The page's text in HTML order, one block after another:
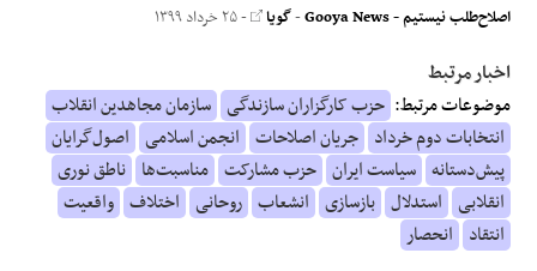
اصلاح‌طلب نیستیم - Gooya News
-گویا - ۲۵ خرداد ۱۳۹۹
اخبار مرتبط
موضوعات مرتبط: حزب کارگزاران سازندگی سازمان مجاهدین انقلاب
انتخابات دوم خرداد جریان اصلاحات انجمن اسلامی اصول‌گرایان
پیش‌دستانه سیاست ایران حزب مشارکت مناسبت‌ها ناطق نوری
انقلابی استدلال بازسازی انشعاب روحانی اختلاف واقعیت
انتقاد انحصار